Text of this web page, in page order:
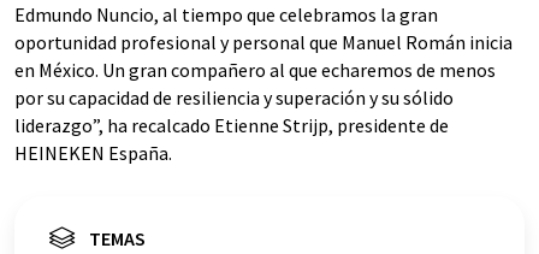
Edmundo Nuncio, al tiempo que celebramos la gran
oportunidad profesional y personal que Manuel Román inicia
en México. Un gran compañero al que echaremos de menos
por su capacidad de resiliencia y superación y su sólido
liderazgo”, ha recalcado Etienne Strijp, presidente de
HEINEKEN España.
TEMAS